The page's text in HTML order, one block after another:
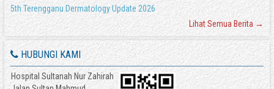
5th Terengganu Dermatology Update 2026
Lihat Semua Berita →
HUBUNGI KAMI
Hospital Sultanah Nur Zahirah